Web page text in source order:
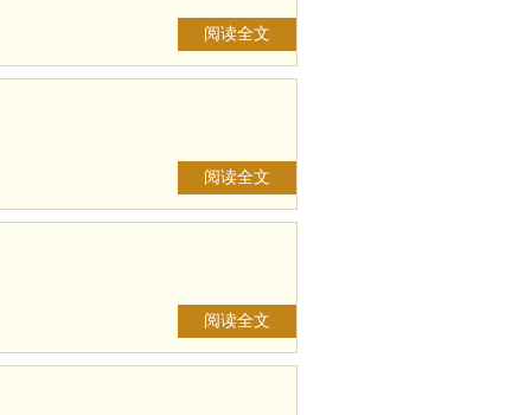
阅读全文
阅读全文
阅读全文